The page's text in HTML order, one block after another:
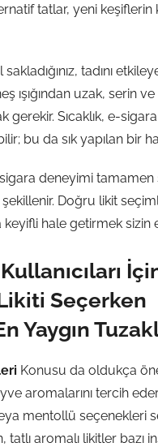
tatlar, yeni keşiflerin
tadını
ışığından uzak, serin
gerekir. Sıcaklık, e-
bu da sık yapılan bir
deneyimi tamamen
Doğru likit
hale getirmek sizin
Seçerken
Yaygın
Konusu da oldukça
aromalarını tercih
mentollü seçenekleri
tatlı aromalı likitler bazı